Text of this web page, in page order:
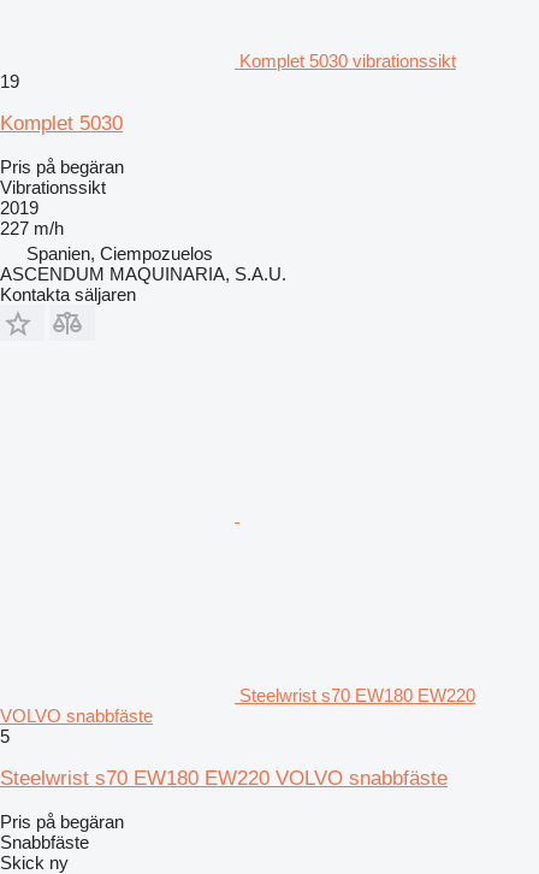
Komplet 5030 vibrationssikt
19
Komplet 5030
Pris på begäran
Vibrationssikt
2019
227 m/h
Spanien, Ciempozuelos
ASCENDUM MAQUINARIA, S.A.U.
Kontakta säljaren
Steelwrist s70 EW180 EW220
VOLVO snabbfäste
5
Steelwrist s70 EW180 EW220 VOLVO snabbfäste
Pris på begäran
Snabbfäste
Skick ny